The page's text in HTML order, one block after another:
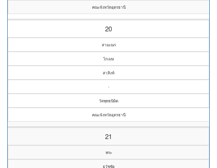
คณะจังหวัดอุดรธานี
20
สามเณร
โกเมษ
สาสิงห์
-
วัดพุทธนิมิต
คณะจังหวัดอุดรธานี
21
พระ
ธวัชชัย